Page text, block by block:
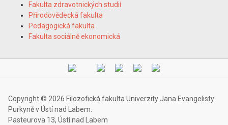
Fakulta zdravotnických studií
Přírodovědecká fakulta
Pedagogická fakulta
Fakulta sociálně ekonomická
Copyright © 2026 Filozofická fakulta Univerzity Jana Evangelisty
Purkyně v Ústí nad Labem.
Pasteurova 13, Ústí nad Labem